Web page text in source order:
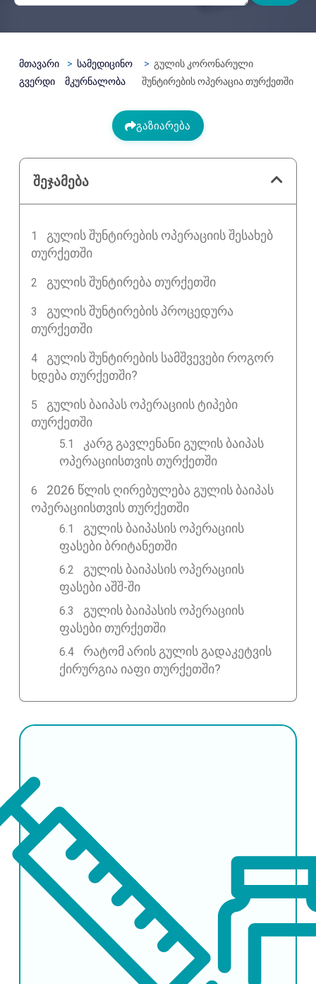
მთავარი
გვერდი
სამედიცინო
მკურნალობა
გულის კორონარული
შუნტირების ოპერაცია თურქეთში
გაზიარება
შეჯამება
ᲒᲣᲚᲘᲡ ᲨᲣᲜᲢᲘᲠᲔᲑᲘᲡ ᲝᲞᲔᲠᲐᲪᲘᲘᲡ ᲨᲔᲡᲐᲮᲔᲑ
ᲗᲣᲠᲥᲔᲗᲨᲘ
ᲒᲣᲚᲘᲡ ᲨᲣᲜᲢᲘᲠᲔᲑᲐ ᲗᲣᲠᲥᲔᲗᲨᲘ
ᲒᲣᲚᲘᲡ ᲨᲣᲜᲢᲘᲠᲔᲑᲘᲡ ᲞᲠᲝᲪᲔᲓᲣᲠᲐ
ᲗᲣᲠᲥᲔᲗᲨᲘ
ᲒᲣᲚᲘᲡ ᲨᲣᲜᲢᲘᲠᲔᲑᲘᲡ ᲡᲐᲛᲨᲕᲔᲕᲔᲑᲘ ᲠᲝᲒᲝᲠ
ᲮᲓᲔᲑᲐ ᲗᲣᲠᲥᲔᲗᲨᲘ?
ᲒᲣᲚᲘᲡ ᲑᲐᲘᲞᲐᲡ ᲝᲞᲔᲠᲐᲪᲘᲘᲡ ᲢᲘᲞᲔᲑᲘ
ᲗᲣᲠᲥᲔᲗᲨᲘ
კარგ გავლენანი გულის ბაიპას
ოპერაციისთვის თურქეთში
2026 ᲬᲚᲘᲡ ᲦᲘᲠᲔᲑᲣᲚᲔᲑᲐ ᲒᲣᲚᲘᲡ ᲑᲐᲘᲞᲐᲡ
ᲝᲞᲔᲠᲐᲪᲘᲘᲡᲗᲕᲘᲡ ᲗᲣᲠᲥᲔᲗᲨᲘ
გულის ბაიპასის ოპერაციის
ფასები ბრიტანეთში
გულის ბაიპასის ოპერაციის
ფასები აშშ-ში
გულის ბაიპასის ოპერაციის
ფასები თურქეთში
რატომ არის გულის გადაკეტვის
ქირურგია იაფი თურქეთში?